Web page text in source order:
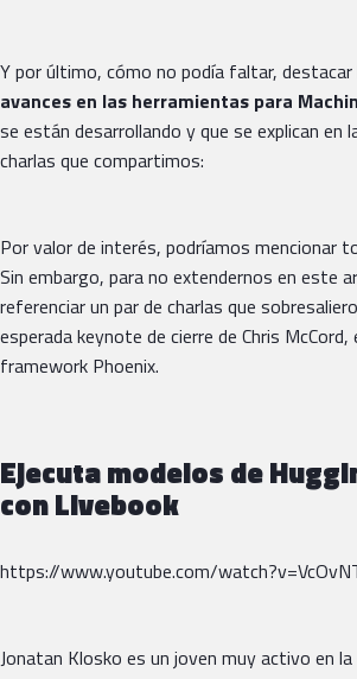
Y por último, cómo no podía faltar, destacar
avances en las herramientas para
se están desarrollando y que se explican en
charlas que compartimos:
Por valor de interés, podríamos mencionar
Sin embargo, para no extendernos en este
referenciar un par de charlas que
esperada keynote de cierre de Chris McCord,
framework Phoenix.
Ejecuta modelos de
con Livebook
https://www.youtube.com/
Jonatan Klosko es un joven muy activo en la